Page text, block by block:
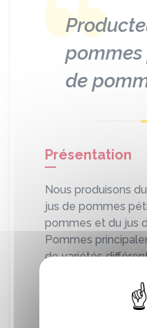
pommes
de
Présentation
Nous produisons
jus de pommes
pommes et du jus
Pommes
de variétés
Vente à la ferme
vous de septembre